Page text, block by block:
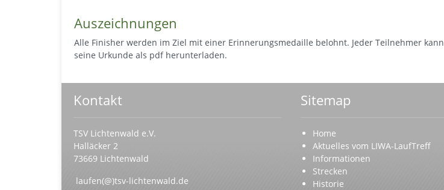
Auszeichnungen
Alle Finisher werden im Ziel mit einer Erinnerungsmedaille belohnt. Jeder Teilnehmer kann
seine Urkunde als pdf herunterladen.
Kontakt
TSV Lichtenwald e.V.
Halläcker 2
73669 Lichtenwald
laufen(@)tsv-lichtenwald.de
Sitemap
Home
Aktuelles vom LIWA-LaufTreff
Informationen
Strecken
Historie